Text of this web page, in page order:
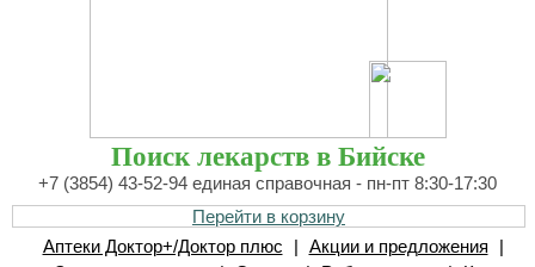
Поиск лекарств в Бийске
+7 (3854) 43-52-94 единая справочная - пн-пт 8:30-17:30
Перейти в корзину
Аптеки Доктор+/Доктор плюс
| Акции и предложения
|